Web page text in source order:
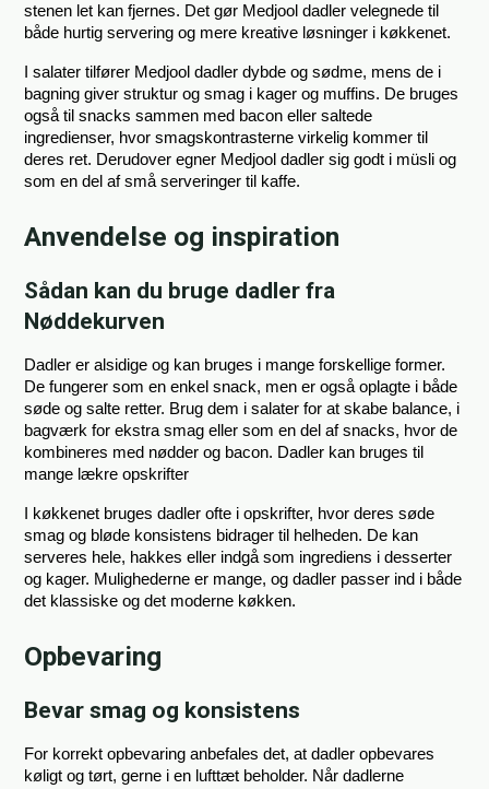
stenen let kan fjernes. Det gør Medjool dadler velegnede til
både hurtig servering og mere kreative løsninger i køkkenet.
I salater tilfører Medjool dadler dybde og sødme, mens de i
bagning giver struktur og smag i kager og muffins. De bruges
også til snacks sammen med bacon eller saltede
ingredienser, hvor smagskontrasterne virkelig kommer til
deres ret. Derudover egner Medjool dadler sig godt i müsli og
som en del af små serveringer til kaffe.
Anvendelse og inspiration
Sådan kan du bruge dadler fra
Nøddekurven
Dadler er alsidige og kan bruges i mange forskellige former.
De fungerer som en enkel snack, men er også oplagte i både
søde og salte retter. Brug dem i salater for at skabe balance, i
bagværk for ekstra smag eller som en del af snacks, hvor de
kombineres med nødder og bacon. Dadler kan bruges til
mange lækre opskrifter
I køkkenet bruges dadler ofte i opskrifter, hvor deres søde
smag og bløde konsistens bidrager til helheden. De kan
serveres hele, hakkes eller indgå som ingrediens i desserter
og kager. Mulighederne er mange, og dadler passer ind i både
det klassiske og det moderne køkken.
Opbevaring
Bevar smag og konsistens
For korrekt opbevaring anbefales det, at dadler opbevares
køligt og tørt, gerne i en lufttæt beholder. Når dadlerne